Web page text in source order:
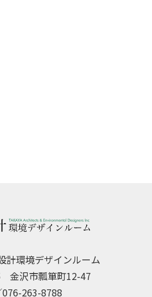
計環境デザインルーム
金沢市瓢箪町12-47
263-8788